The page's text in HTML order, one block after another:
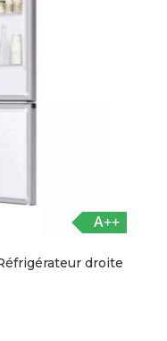
A++
droite